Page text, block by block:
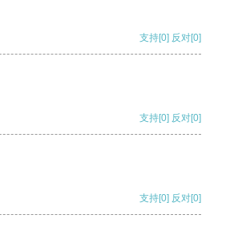
支持[0] 反对[0]
支持[0] 反对[0]
支持[0] 反对[0]